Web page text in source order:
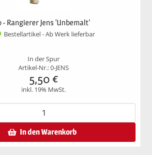
- Rangierer Jens 'Unbemalt'
Bestellartikel - Ab Werk lieferbar
In der Spur
Artikel-Nr.: 0-JENS
5,50 €
inkl. 19% MwSt.
In den Warenkorb